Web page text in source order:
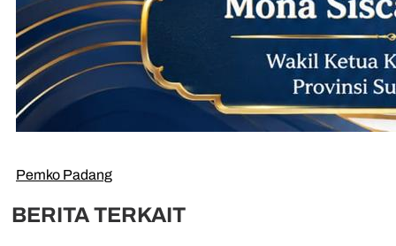
Pemko Padang
BERITA TERKAIT